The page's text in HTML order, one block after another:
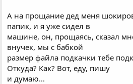
А на прощание дед меня
папик, и я уже сидел в
машине, он, прощаясь, сказал
внучек, мы с бабкой
размер файла подкачки тебе
Откуда? Как? Вот, еду, пишу
и думаю...